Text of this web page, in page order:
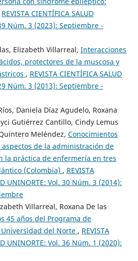
REVISTA CIENTÍFICA SALUD
Núm. 3 (2023): Septiembre -
Elizabeth Villarreal, Interacciones
protectores de la muscosa y
, REVISTA CIENTÍFICA SALUD
Núm. 3 (2013): Septiembre -
Daniela Díaz Agudelo, Roxana
Gutiérrez Cantillo, Cindy Lemus
Meléndez, Conocimientos
de la administración de
la práctica de enfermería en tres
(Colombia) , REVISTA
UNINORTE: Vol. 30 Núm. 3 (2014):
Villarreal, Roxana De las
45 años del Programa de
del Norte , REVISTA
UNINORTE: Vol. 36 Núm. 1 (2020):